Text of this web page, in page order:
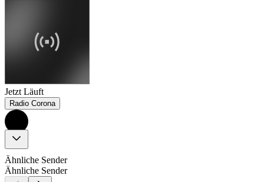
Jetzt Läuft
Radio Corona
Ähnliche Sender
Ähnliche Sender